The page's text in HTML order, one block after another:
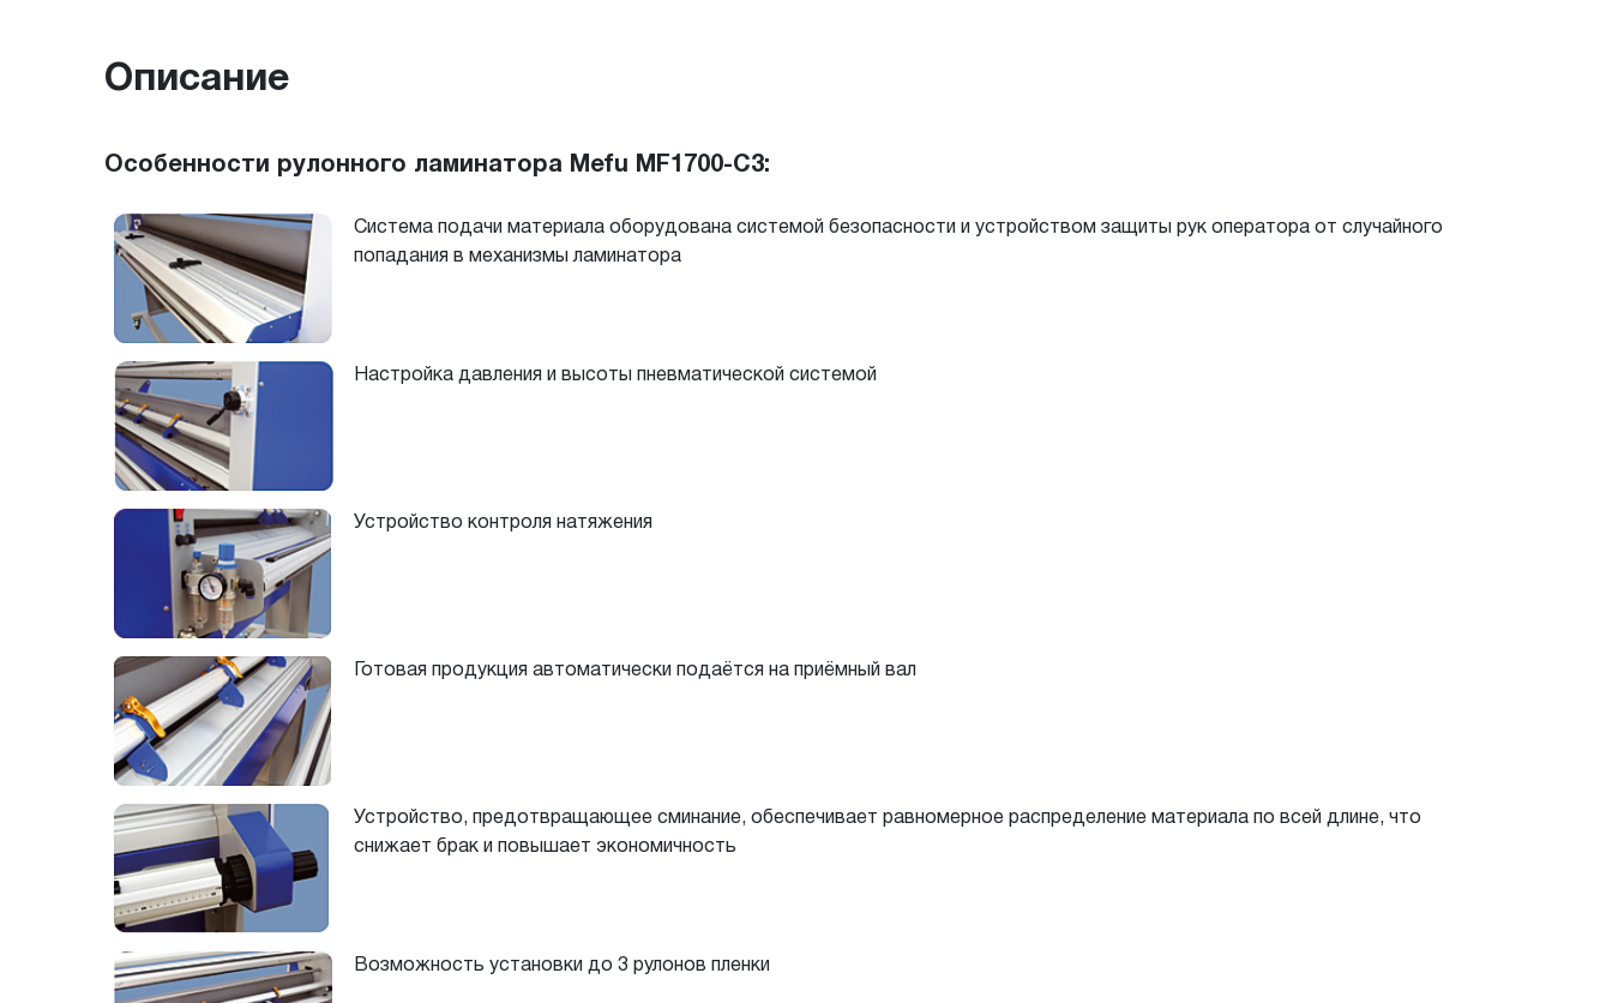
Описание
Особенности рулонного ламинатора Mefu MF1700-C3:
Система подачи материала оборудована системой безопасности и устройством защиты рук оператора от случайного
попадания в механизмы ламинатора
Настройка давления и высоты пневматической системой
Устройство контроля натяжения
Готовая продукция автоматически подаётся на приёмный вал
Устройство, предотвращающее сминание, обеспечивает равномерное распределение материала по всей длине, что
снижает брак и повышает экономичность
Возможность установки до 3 рулонов пленки